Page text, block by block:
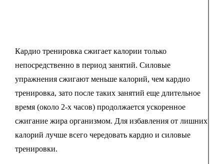
Кардио тренировка сжигает калории только
непосредственно в период занятий. Силовые
упражнения сжигают меньше калорий, чем кардио
тренировка, зато после таких занятий еще длительное
время (около 2-х часов) продолжается ускоренное
сжигание жира организмом. Для избавления от лишних
калорий лучше всего чередовать кардио и силовые
тренировки.